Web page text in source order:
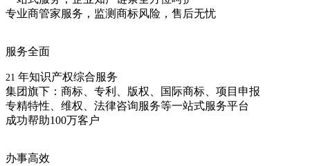
专业商管家服务，监测商标风险，售后无忧
服务全面
21 年知识产权综合服务
集团旗下：商标、专利、版权、国际商标、项目申报
专精特性、维权、法律咨询服务等一站式服务平台
成功帮助100万客户
办事高效